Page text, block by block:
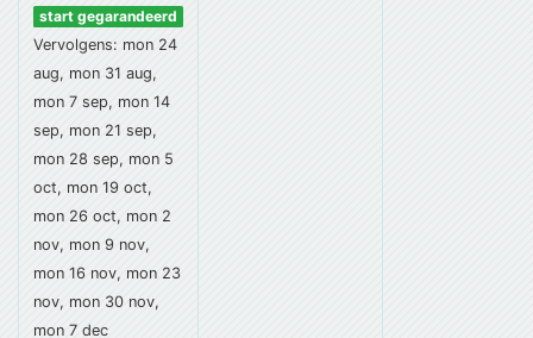
start gegarandeerd
Vervolgens: mon 24
aug, mon 31 aug,
mon 7 sep, mon 14
sep, mon 21 sep,
mon 28 sep, mon 5
oct, mon 19 oct,
mon 26 oct, mon 2
nov, mon 9 nov,
mon 16 nov, mon 23
nov, mon 30 nov,
mon 7 dec